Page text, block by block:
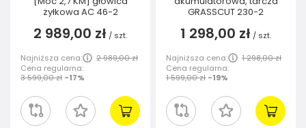
żyłkowa AC 46-2
2 989,00 zł / szt.
Najniższa cena:
2 989,00 zł
Cena regularna:
3 599,00 zł -17%
GRASSCUT 230-2
1 298,00 zł / szt.
Najniższa cena:
1 298,00 zł
Cena regularna:
1 599,00 zł -19%